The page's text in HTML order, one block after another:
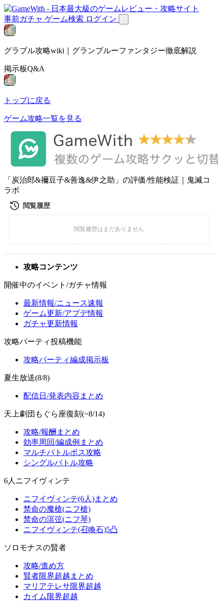
事前ガチャ ゲーム検索 ログイン
グラブル攻略wiki｜グランブルーファンタジー徹底解説
掲示板Q&A
トップに戻る
ゲーム攻略一覧を見る
「炭治郎&禰豆子&善逸&伊之助」の評価/性能検証｜鬼滅コ
ラボ
攻略コンテンツ
開催中のイベント/ガチャ情報
最新情報/ニュース速報
ゲーム更新/アプデ情報
ガチャ更新情報
攻略パーティ投稿機能
攻略パーティ編成掲示板
夏生放送(8/8)
配信日/発表内容まとめ
天上劇団もぐら座復刻(~8/14)
攻略/報酬まとめ
効率周回/編成例まとめ
マルチバトルボス攻略
シングルバトル攻略
6人ニフイヴィンテ
ニフイヴィンテ(6人)まとめ
禁命の魔槍(ニフ槍)
禁命の溟弦(ニフ琴)
ニフイヴィンテ(召喚石)5凸
ソロモナスの賢者
攻略/進め方
賢者限界超越まとめ
マリアテレサ限界超越
カイム限界超越